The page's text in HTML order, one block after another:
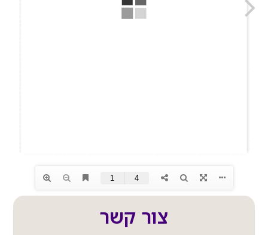
צור קשר